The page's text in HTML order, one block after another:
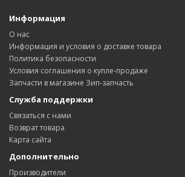
Информация
О нас
Информация и условия о доставке товара
Политика безопасности
Условия соглашения о купле-продаже
Запчасти в магазине Зип-запчасть
Служба поддержки
Связаться с нами
Возврат товара
Карта сайта
Дополнительно
Производители